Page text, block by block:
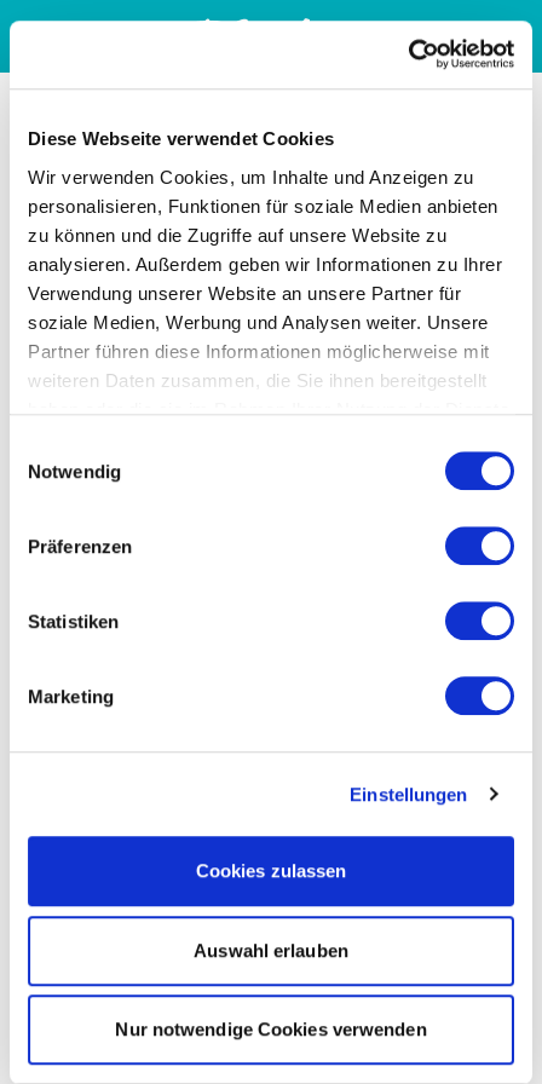
Diese Webseite verwendet Cookies
Wir verwenden Cookies, um Inhalte und Anzeigen zu
personalisieren, Funktionen für soziale Medien anbieten
zu können und die Zugriffe auf unsere Website zu
analysieren. Außerdem geben wir Informationen zu Ihrer
Verwendung unserer Website an unsere Partner für
soziale Medien, Werbung und Analysen weiter. Unsere
Partner führen diese Informationen möglicherweise mit
weiteren Daten zusammen, die Sie ihnen bereitgestellt
Cookies, wenn Sie unsere Webseite weiterhin nutzen.
Notwendig
Präferenzen
Statistiken
Marketing
Einstellungen
Cookies zulassen
Auswahl erlauben
Nur notwendige Cookies verwenden